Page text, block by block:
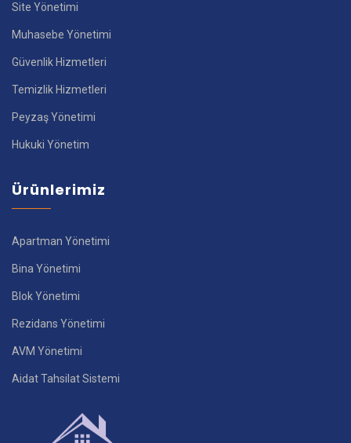
Site Yönetimi
Muhasebe Yönetimi
Güvenlik Hizmetleri
Temizlik Hizmetleri
Peyzaş Yönetimi
Hukuki Yönetim
Ürünlerimiz
Apartman Yönetimi
Bina Yönetimi
Blok Yönetimi
Rezidans Yönetimi
AVM Yönetimi
Aidat Tahsilat Sistemi